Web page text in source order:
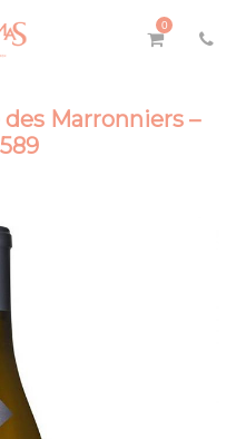
0
Marronniers –